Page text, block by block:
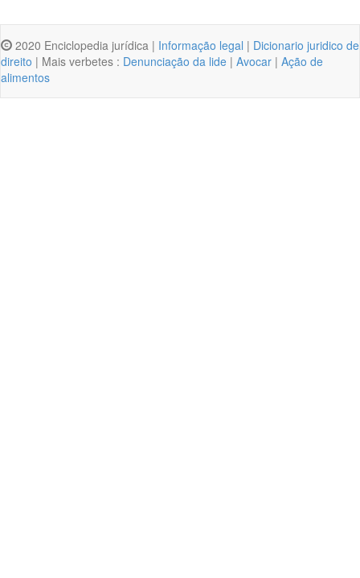
2020 Enciclopedia jurídica | Informação legal | Dicionario juridico de
direito | Mais verbetes : Denunciação da lide | Avocar | Ação de
alimentos